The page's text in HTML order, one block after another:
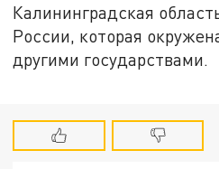
Калининградская
России, которая
другими государствами.